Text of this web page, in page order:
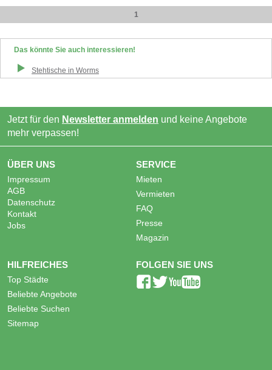
1
Das könnte Sie auch interessieren!
Stehtische in Worms
Jetzt für den Newsletter anmelden und keine Angebote
mehr verpassen!
ÜBER UNS
Impressum
AGB
Datenschutz
Kontakt
Jobs
SERVICE
Mieten
Vermieten
FAQ
Presse
Magazin
HILFREICHES
Top Städte
Beliebte Angebote
Beliebte Suchen
Sitemap
FOLGEN SIE UNS